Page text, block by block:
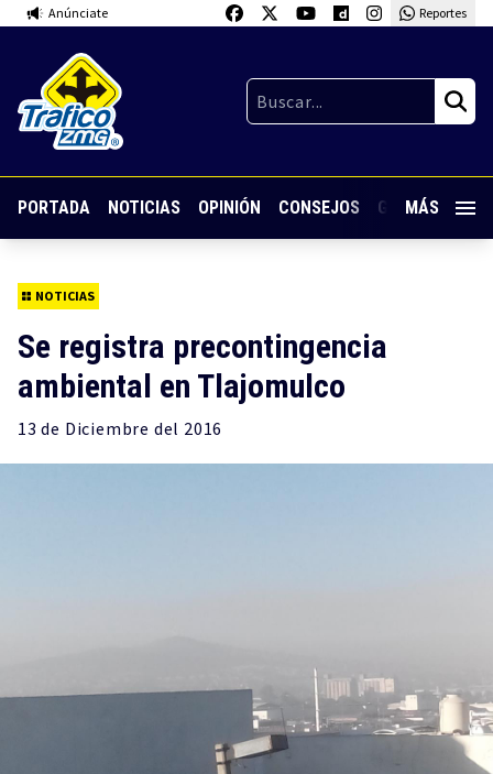
Anúnciate Reportes
PORTADA NOTICIAS OPINIÓN CONSEJOS GUARDIA
MÁS
NOTICIAS
Se registra precontingencia
ambiental en Tlajomulco
13 de Diciembre del 2016